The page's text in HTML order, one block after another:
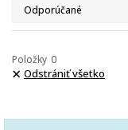
0
Položky
Odstrániť všetko